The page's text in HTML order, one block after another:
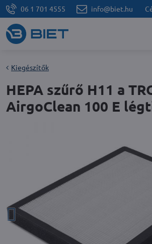
06 1 701 4555 info@biet.hu
Kiegészítők
HEPA szűrő H11 a
AirgoClean 100 E